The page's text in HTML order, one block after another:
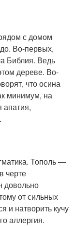
с домом
Во-первых,
Библия. Ведь
дереве. Во-
что осина
минимум, на
апатия,
Тополь —
черте
довольно
от сильных
и натворить кучу
аллергия.